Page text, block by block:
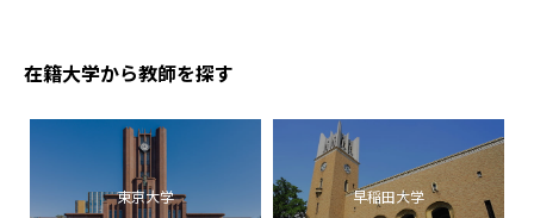
在籍大学から教師を探す
東京大学 早稲田大学